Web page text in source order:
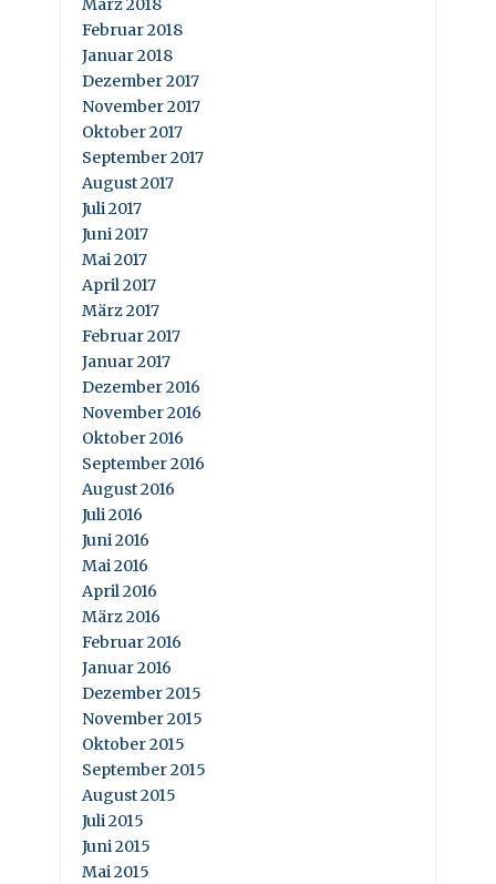
März 2018
Februar 2018
Januar 2018
Dezember 2017
November 2017
Oktober 2017
September 2017
August 2017
Juli 2017
Juni 2017
Mai 2017
April 2017
März 2017
Februar 2017
Januar 2017
Dezember 2016
November 2016
Oktober 2016
September 2016
August 2016
Juli 2016
Juni 2016
Mai 2016
April 2016
März 2016
Februar 2016
Januar 2016
Dezember 2015
November 2015
Oktober 2015
September 2015
August 2015
Juli 2015
Juni 2015
Mai 2015